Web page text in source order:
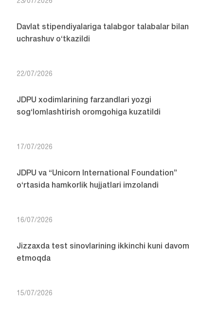
Davlat stipendiyalariga talabgor talabalar bilan
uchrashuv o‘tkazildi
22/07/2026
JDPU xodimlarining farzandlari yozgi
sog‘lomlashtirish oromgohiga kuzatildi
17/07/2026
JDPU va “Unicorn International Foundation”
o‘rtasida hamkorlik hujjatlari imzolandi
16/07/2026
Jizzaxda test sinovlarining ikkinchi kuni davom
etmoqda
15/07/2026